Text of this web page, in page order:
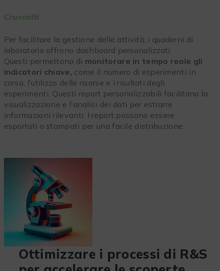
Cruscotti
Per facilitare la gestione delle attività, i quaderni di
laboratorio offrono dashboard personalizzati.
Questi permettono di monitorare in tempo reale gli
indicatori chiave, come il numero di esperimenti in
corso, l’utilizzo delle risorse e i risultati degli
esperimenti. Questi report personalizzabili facilitano la
visualizzazione e l’analisi dei dati per estrarre
informazioni rilevanti. I report possono essere
esportati o stampati per una facile distribuzione.
Ottimizzare i processi di R&S